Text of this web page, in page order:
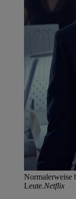
Normalerweise
Leute.Netflix